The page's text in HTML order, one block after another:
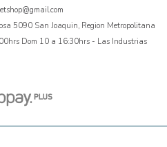
5090 San Joaquin, Region Metropolitana
Dom 10 a 16:30hrs - Las Industrias